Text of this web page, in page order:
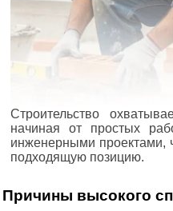
Строительство
начиная от простых
инженерными проектами,
подходящую позицию.
Причины высокого